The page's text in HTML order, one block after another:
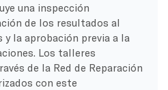
una inspección
de los resultados al
y la aprobación previa a la
Los talleres
de la Red de Reparación
con este